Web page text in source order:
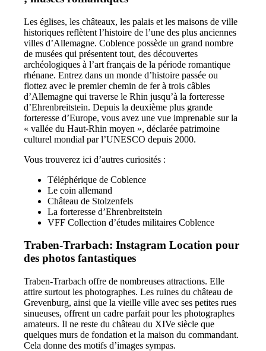
Les églises, les châteaux, les palais et les maisons de ville
historiques reflètent l’histoire de l’une des plus anciennes
villes d’Allemagne. Coblence possède un grand nombre
de musées qui présentent tout, des découvertes
archéologiques à l’art français de la période romantique
rhénane. Entrez dans un monde d’histoire passée ou
flottez avec le premier chemin de fer à trois câbles
d’Allemagne qui traverse le Rhin jusqu’à la forteresse
d’Ehrenbreitstein. Depuis la deuxième plus grande
forteresse d’Europe, vous avez une vue imprenable sur la
« vallée du Haut-Rhin moyen », déclarée patrimoine
culturel mondial par l’UNESCO depuis 2000.
Vous trouverez ici d’autres curiosités :
Téléphérique de Coblence
Le coin allemand
Château de Stolzenfels
La forteresse d’Ehrenbreitstein
VFF Collection d’études militaires Coblence
Traben-Trarbach: Instagram Location pour
des photos fantastiques
Traben-Trarbach offre de nombreuses attractions. Elle
attire surtout les photographes. Les ruines du château de
Grevenburg, ainsi que la vieille ville avec ses petites rues
sinueuses, offrent un cadre parfait pour les photographes
amateurs. Il ne reste du château du XIVe siècle que
quelques murs de fondation et la maison du commandant.
Cela donne des motifs d’images sympas.